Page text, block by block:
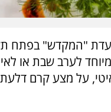
"המקדש" בפתח
לערב שבת או
על מצע קרם